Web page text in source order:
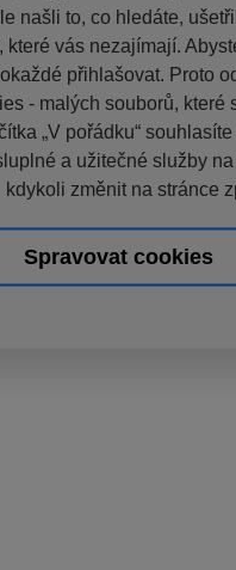
našli to, co hledáte,
které vás nezajímají.
přihlašovat. Proto
- malých souborů,
„V pořádku“
a užitečné služby
kdykoli změnit na stránce
Spravovat cookies